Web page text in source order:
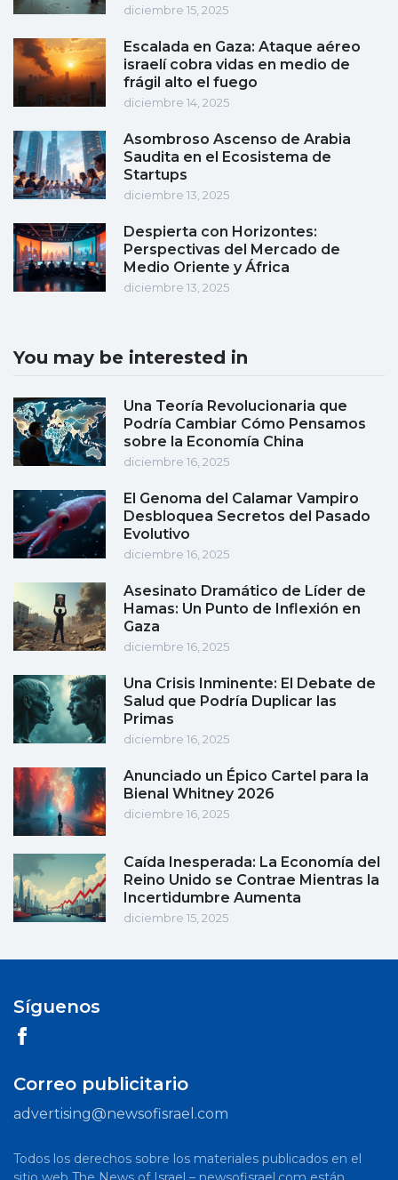
diciembre 15, 2025
Escalada en Gaza: Ataque aéreo
israelí cobra vidas en medio de
frágil alto el fuego
diciembre 14, 2025
Asombroso Ascenso de Arabia
Saudita en el Ecosistema de
Startups
diciembre 13, 2025
Despierta con Horizontes:
Perspectivas del Mercado de
Medio Oriente y África
diciembre 13, 2025
You may be interested in
Una Teoría Revolucionaria que
Podría Cambiar Cómo Pensamos
sobre la Economía China
diciembre 16, 2025
El Genoma del Calamar Vampiro
Desbloquea Secretos del Pasado
Evolutivo
diciembre 16, 2025
Asesinato Dramático de Líder de
Hamas: Un Punto de Inflexión en
Gaza
diciembre 16, 2025
Una Crisis Inminente: El Debate de
Salud que Podría Duplicar las
Primas
diciembre 16, 2025
Anunciado un Épico Cartel para la
Bienal Whitney 2026
diciembre 16, 2025
Caída Inesperada: La Economía del
Reino Unido se Contrae Mientras la
Incertidumbre Aumenta
diciembre 15, 2025
Síguenos
Correo publicitario
advertising@newsofisrael.com
Todos los derechos sobre los materiales publicados en el